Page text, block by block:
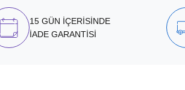
15 GÜN İÇERİSİNDE
İADE GARANTİSİ